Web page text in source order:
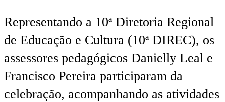
Representando a 10ª Diretoria Regional
de Educação e Cultura (10ª DIREC), os
assessores pedagógicos Danielly Leal e
Francisco Pereira participaram da
celebração, acompanhando as atividades